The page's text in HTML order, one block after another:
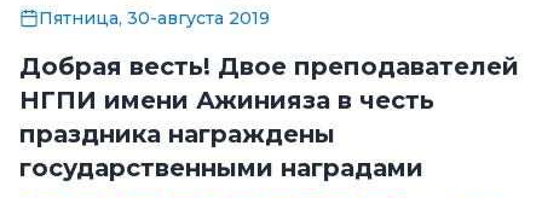
Пятница, 30-августа 2019
Добрая весть! Двое преподавателей
НГПИ имени Ажинияза в честь
праздника награждены
государственными наградами